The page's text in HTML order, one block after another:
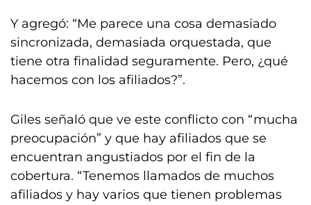
Y agregó: “Me parece una cosa demasiado
sincronizada, demasiada orquestada, que
tiene otra finalidad seguramente. Pero, ¿qué
hacemos con los afiliados?”.
Giles señaló que ve este conflicto con “mucha
preocupación” y que hay afiliados que se
encuentran angustiados por el fin de la
cobertura. “Tenemos llamados de muchos
afiliados y hay varios que tienen problemas